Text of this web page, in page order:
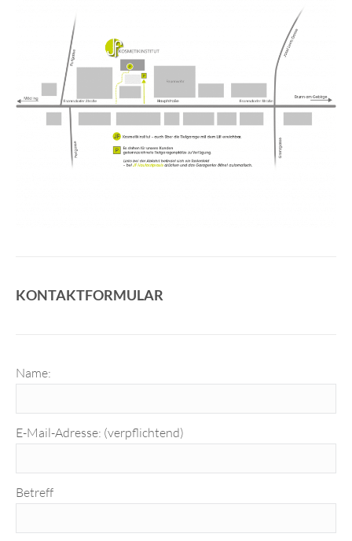
KONTAKTFORMULAR
Name:
E-Mail-Adresse: (verpflichtend)
Betreff